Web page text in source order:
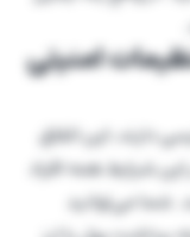
امنیتی
دارند، این اتفاق
شرایط همه افراد
شما می‌توانید